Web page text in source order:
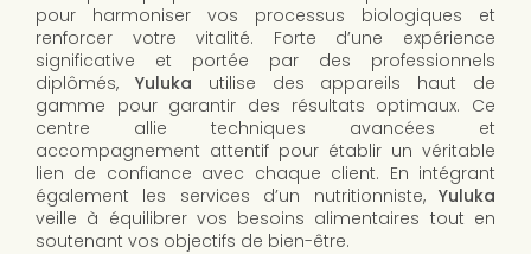
pour harmoniser vos processus biologiques et
renforcer votre vitalité. Forte d’une expérience
significative et portée par des professionnels
diplômés, Yuluka utilise des appareils haut de
gamme pour garantir des résultats optimaux. Ce
centre allie techniques avancées et
accompagnement attentif pour établir un véritable
lien de confiance avec chaque client. En intégrant
également les services d’un nutritionniste, Yuluka
veille à équilibrer vos besoins alimentaires tout en
soutenant vos objectifs de bien-être.